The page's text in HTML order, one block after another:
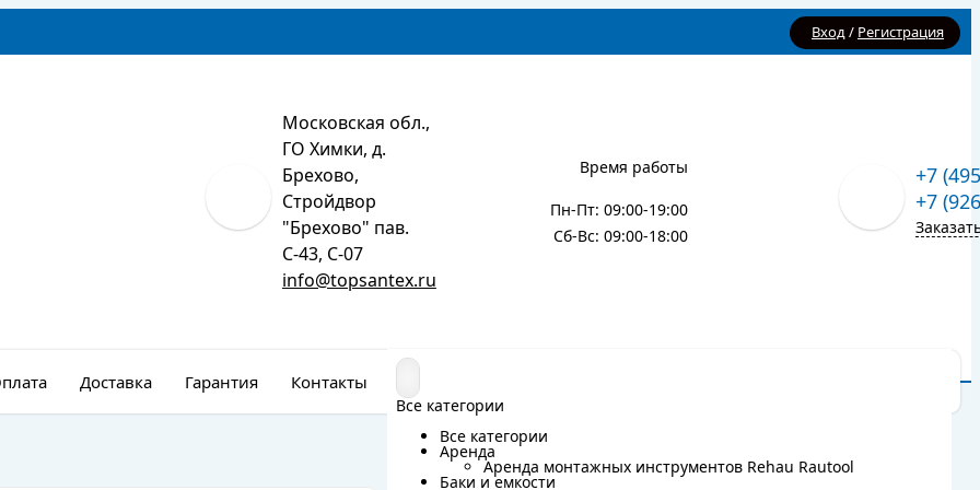
Вход/ Регистрация
Московская обл.,
ГО Химки, д.
Брехово,
Стройдвор
"Брехово" пав.
С-43, С-07
info@topsantex.ru
Время работы
Пн-Пт: 09:00-19:00
Сб-Вс: 09:00-18:00
+7
+7
Все категории
Все категории
Аренда
Аренда монтажных инструментов Rehau Rautool
Баки и емкости
Все категории
Все категории
Аренда
Аренда монтажных инструментов Rehau Rautool
Баки и емкости
Доставка Гарантия Контакты